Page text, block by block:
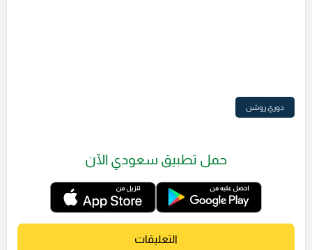
دوري روشن
حمل تطبيق سعودي الآن
التعليقات